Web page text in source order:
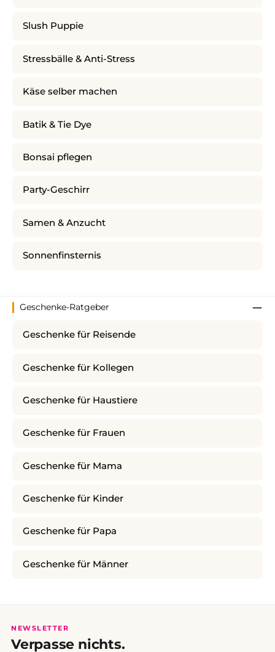
Slush Puppie
Stressbälle & Anti-Stress
Käse selber machen
Batik & Tie Dye
Bonsai pflegen
Party-Geschirr
Samen & Anzucht
Sonnenfinsternis
Geschenke-Ratgeber
Geschenke für Reisende
Geschenke für Kollegen
Geschenke für Haustiere
Geschenke für Frauen
Geschenke für Mama
Geschenke für Kinder
Geschenke für Papa
Geschenke für Männer
NEWSLETTER
Verpasse nichts.